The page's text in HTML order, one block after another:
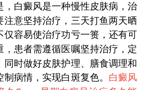
白癜风是一种慢性皮肤病，治
注意坚持治疗，三天打鱼两天晒
仅容易使治疗功亏一篑，还有可
，患者需遵循医嘱坚持治疗，定
同时做好皮肤护理、膳食调理和
病情，实现白斑复色。 白癜风